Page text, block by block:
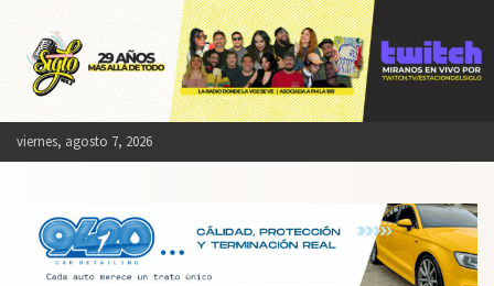
content
viernes, agosto 7, 2026